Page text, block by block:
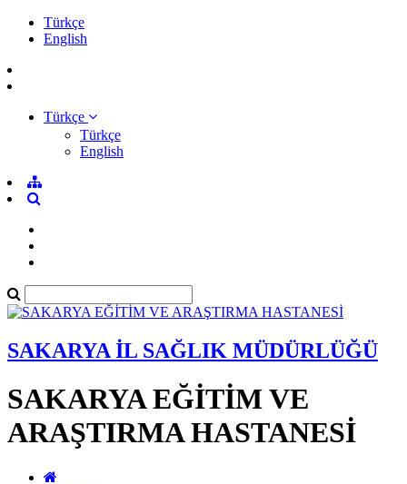
Türkçe
English
Türkçe
Türkçe
English
SAKARYA İL SAĞLIK MÜDÜRLÜĞÜ
SAKARYA EĞİTİM VE
ARAŞTIRMA HASTANESİ